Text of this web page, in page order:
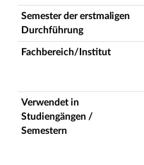
Semester der erstmaligen
Durchführung
Fachbereich/Institut
Verwendet in
Studiengängen /
Semestern